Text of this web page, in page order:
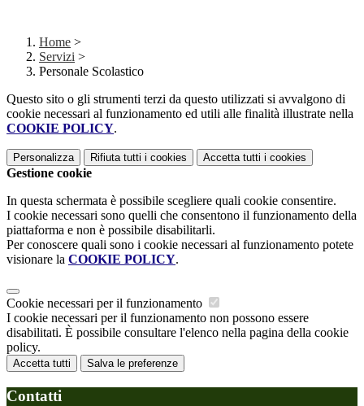
Home >
Servizi >
Personale Scolastico
Questo sito o gli strumenti terzi da questo utilizzati si avvalgono di
cookie necessari al funzionamento ed utili alle finalità illustrate nella
COOKIE POLICY.
Personalizza Rifiuta tutti i cookies Accetta tutti i cookies
Gestione cookie
In questa schermata è possibile scegliere quali cookie consentire.
I cookie necessari sono quelli che consentono il funzionamento della
piattaforma e non è possibile disabilitarli.
Per conoscere quali sono i cookie necessari al funzionamento potete
visionare la COOKIE POLICY.
Cookie necessari per il funzionamento
I cookie necessari per il funzionamento non possono essere
disabilitati. È possibile consultare l'elenco nella pagina della cookie
policy.
Accetta tutti Salva le preferenze
Contatti